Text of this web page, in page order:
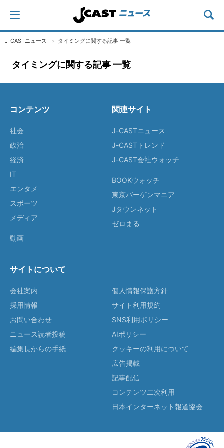
J-CASTニュース タイミングに関する記事 一覧
タイミングに関する記事 一覧
コンテンツ
社会
政治
経済
IT
エンタメ
スポーツ
メディア
動画
関連サイト
J-CASTニュース
J-CASTトレンド
J-CAST会社ウォッチ
BOOKウォッチ
東京バーゲンマニア
Jタウンネット
ゼロまる
サイトについて
会社案内
採用情報
お問い合わせ
ニュース読者投稿
編集長からの手紙
個人情報保護方針
サイト利用規約
SNS利用ポリシー
AIポリシー
クッキーの利用について
広告掲載
記事配信
コンテンツ二次利用
日本インターネット報道協会